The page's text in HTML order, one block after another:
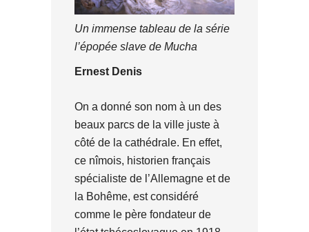
Un immense tableau de la série
l’épopée slave de Mucha
Ernest Denis
On a donné son nom à un des
beaux parcs de la ville juste à
côté de la cathédrale. En effet,
ce nîmois, historien français
spécialiste de l’Allemagne et de
la Bohême, est considéré
comme le père fondateur de